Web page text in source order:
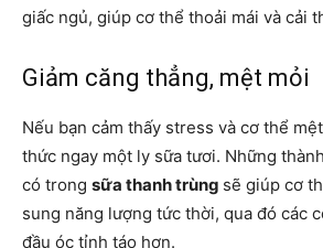
giấc ngủ, giúp cơ thể thoải mái và cải
Giảm căng thẳng, mệt mỏi
Nếu bạn cảm thấy stress và cơ thể
thức ngay một ly sữa tươi. Những
có trong sữa thanh trùng sẽ giúp cơ
sung năng lượng tức thời, qua đó các
đầu óc tỉnh táo hơn.